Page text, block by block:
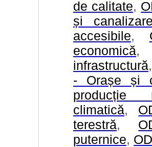
de calitate,
și
accesibile,
economică
infrastructură
- Orașe și
producție
climatică,
terestră,
puternice,